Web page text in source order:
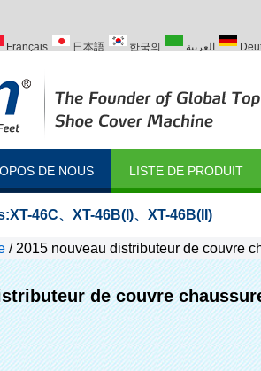
Français 日本語 한국의 العربية
DE NOUS LISTE DE PRODUIT
XT-46C、 XT-46B(I)、 XT-46B(II)
/ 2015 nouveau distributeur de couvre
de couvre